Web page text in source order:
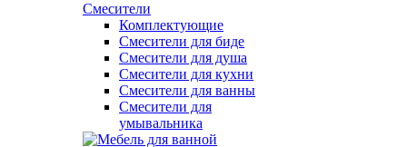
Смесители
Комплектующие
Смесители для биде
Смесители для душа
Смесители для кухни
Смесители для ванны
Смесители для
умывальника